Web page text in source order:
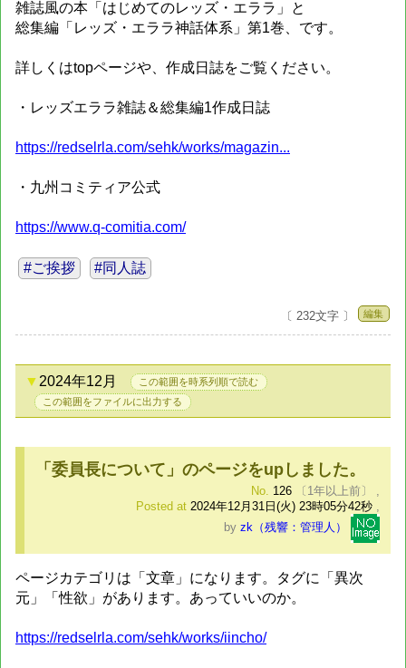
雑誌風の本「はじめてのレッズ・エララ」と
総集編「レッズ・エララ神話体系」第1巻、です。
詳しくはtopページや、作成日誌をご覧ください。
・レッズエララ雑誌＆総集編1作成日誌
https://redselrla.com/sehk/works/magazin...
・九州コミティア公式
https://www.q-comitia.com/
#ご挨拶 #同人誌
〔 232文字 〕 編集
2024年12月
この範囲を時系列順で読む
この範囲をファイルに出力する
「委員長について」のページをupしました。
No. 126 〔1年以上前〕
Posted at 2024年12月31日(火) 23時05分42秒
by zk（残響：管理人）
ページカテゴリは「文章」になります。タグに「異次
元」「性欲」があります。あっていいのか。
https://redselrla.com/sehk/works/iincho/